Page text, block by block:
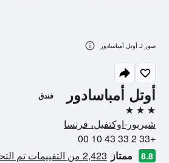
أوتل أمباسادور فندق
3 نجوم
شيربور-اوكتفيل، فرنسا
+33 2 33 43 10 00
8.8 ممتاز 2,423 من التقييمات تم التحقق منها
صور لـ أوتل أمباسادور